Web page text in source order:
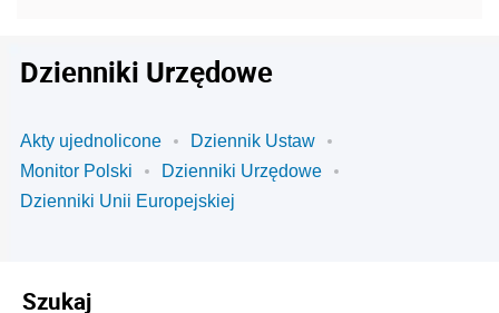
Dzienniki Urzędowe
Akty ujednolicone
Dziennik Ustaw
Monitor Polski
Dzienniki Urzędowe
Dzienniki Unii Europejskiej
Szukaj